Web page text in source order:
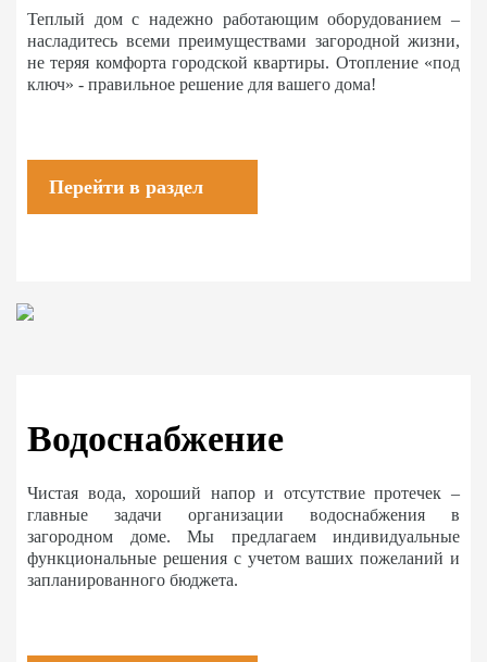
Теплый дом с надежно работающим оборудованием –
насладитесь всеми преимуществами загородной жизни,
не теряя комфорта городской квартиры. Отопление «под
ключ» - правильное решение для вашего дома!
Перейти в раздел
Водоснабжение
Чистая вода, хороший напор и отсутствие протечек –
главные задачи организации водоснабжения в
загородном доме. Мы предлагаем индивидуальные
функциональные решения с учетом ваших пожеланий и
запланированного бюджета.